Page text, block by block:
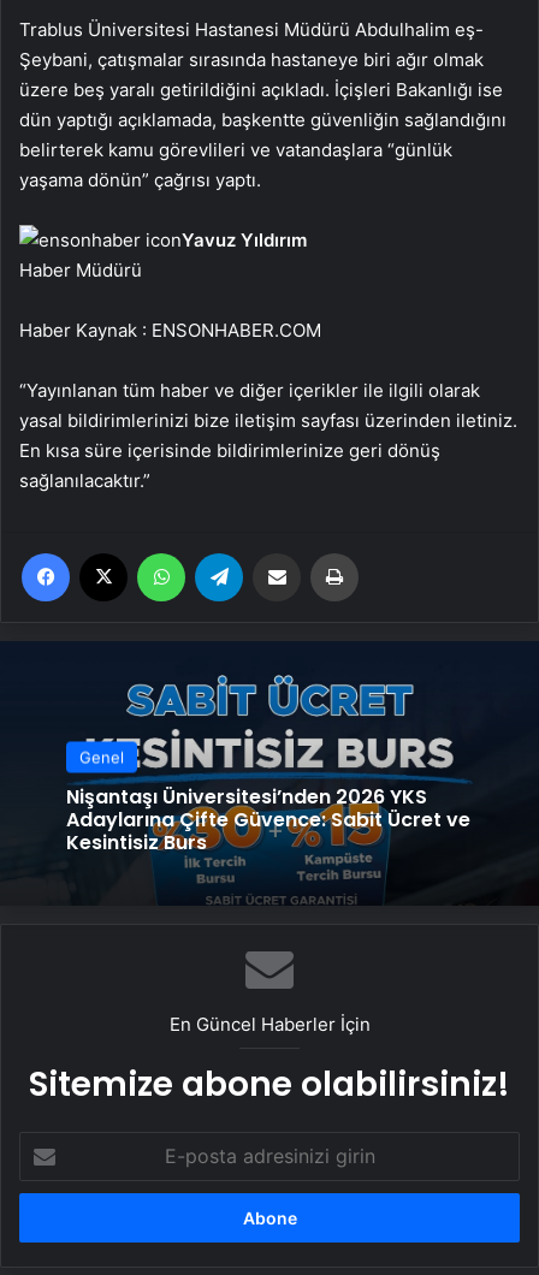
Trablus Üniversitesi Hastanesi Müdürü Abdulhalim eş-
Şeybani, çatışmalar sırasında hastaneye biri ağır olmak
üzere beş yaralı getirildiğini açıkladı. İçişleri Bakanlığı ise
dün yaptığı açıklamada, başkentte güvenliğin sağlandığını
belirterek kamu görevlileri ve vatandaşlara “günlük
yaşama dönün” çağrısı yaptı.
Yavuz Yıldırım
Haber Müdürü
Haber Kaynak : ENSONHABER.COM
“Yayınlanan tüm haber ve diğer içerikler ile ilgili olarak
yasal bildirimlerinizi bize iletişim sayfası üzerinden iletiniz.
En kısa süre içerisinde bildirimlerinize geri dönüş
sağlanılacaktır.”
Facebook WhatsApp Email'den paylaş
Genel
Nişantaşı Üniversitesi’nden 2026 YKS
Adaylarına Çifte Güvence: Sabit Ücret ve
Kesintisiz Burs
En Güncel Haberler İçin
Sitemize abone olabilirsiniz!
posta
adresinizi